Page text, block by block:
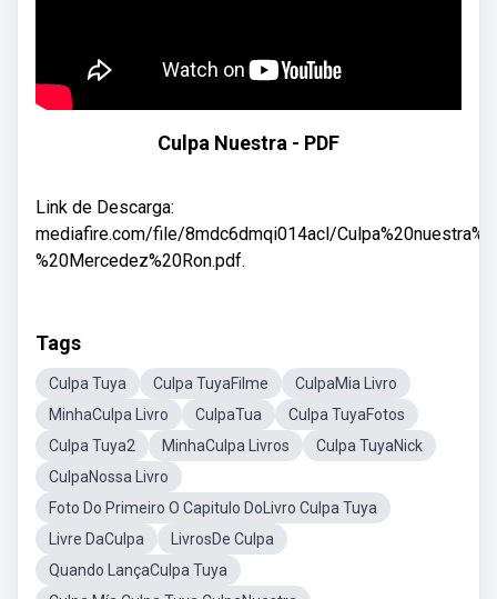
Culpa Nuestra - PDF
Link de Descarga:
mediafire.com/file/8mdc6dmqi014acl/
%20Mercedez%20Ron.pdf.
Tags
Culpa Tuya Culpa TuyaFilme
CulpaMia Livro
MinhaCulpa Livro
CulpaTua
Culpa TuyaFotos
Culpa Tuya2
MinhaCulpa Livros
Culpa TuyaNick
CulpaNossa Livro
Foto Do Primeiro O Capitulo DoLivro Culpa Tuya
Livre DaCulpa
LivrosDe Culpa
Quando LançaCulpa Tuya